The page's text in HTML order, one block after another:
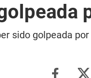
sido golpeada